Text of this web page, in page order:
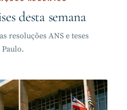
desta semana
resoluções ANS e teses